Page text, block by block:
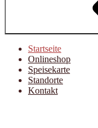
Startseite
Onlineshop
Speisekarte
Standorte
Kontakt